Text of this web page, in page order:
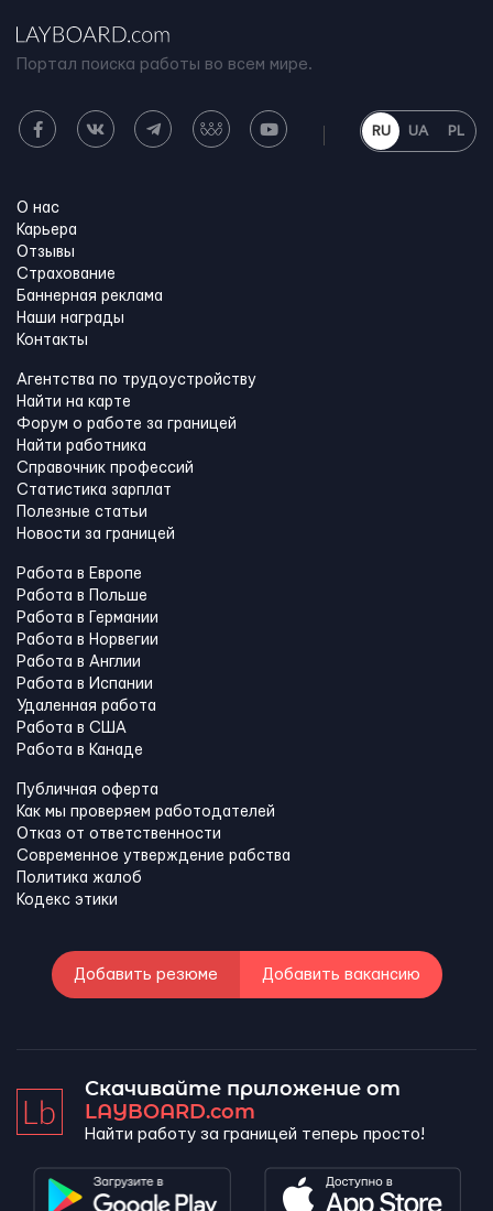
Портал поиска работы во всем мире.
RU UA PL
О нас
Карьера
Отзывы
Страхование
Баннерная реклама
Наши награды
Контакты
Агентства по трудоустройству
Найти на карте
Форум о работе за границей
Найти работника
Справочник профессий
Статистика зарплат
Полезные статьи
Новости за границей
Работа в Европе
Работа в Польше
Работа в Германии
Работа в Норвегии
Работа в Англии
Работа в Испании
Удаленная работа
Работа в США
Работа в Канадe
Публичная оферта
Как мы проверяем работодателей
Отказ от ответственности
Современное утверждение рабства
Политика жалоб
Кодекс этики
Добавить резюме Добавить вакансию
Скачивайте приложение от
LAYBOARD.com
Найти работу за границей теперь просто!